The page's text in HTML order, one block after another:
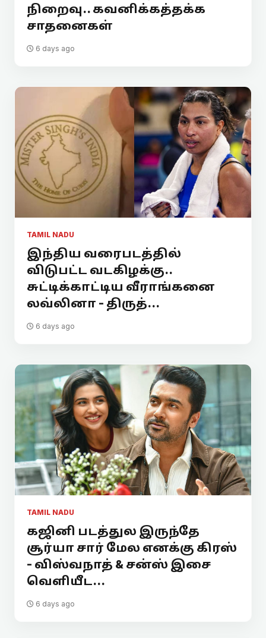
நிறைவு.. கவனிக்கத்தக்க
சாதனைகள்
6 days ago
TAMIL NADU
இந்திய வரைபடத்தில்
விடுபட்ட வடகிழக்கு..
சுட்டிக்காட்டிய வீராங்கனை
லவ்லினா - திருத்...
6 days ago
TAMIL NADU
கஜினி படத்துல இருந்தே
சூர்யா சார் மேல எனக்கு கிரஸ்
- விஸ்வநாத் & சன்ஸ் இசை
வெளியீட...
6 days ago